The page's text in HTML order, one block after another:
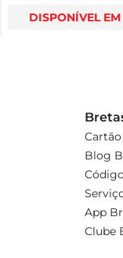
DISPONÍVEL EM
Blog
App
Clube